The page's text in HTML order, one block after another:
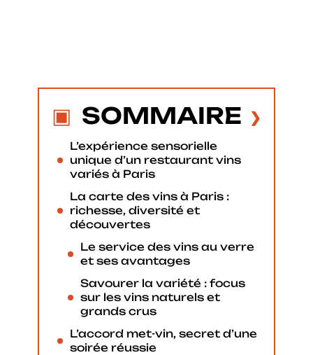
SOMMAIRE
L’expérience sensorielle
unique d’un restaurant vins
variés à Paris
La carte des vins à Paris :
richesse, diversité et
découvertes
Le service des vins au verre
et ses avantages
Savourer la variété : focus
sur les vins naturels et
grands crus
L’accord met-vin, secret d’une
soirée réussie